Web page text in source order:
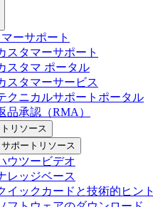
ーサポート
スタマーサポート
スタマ ポータル
スタマーサービス
クニカルサポートポータル
品承認（RMA）
リソース
サポートリソース
ウツービデオ
レッジベース
イックカードと技術的ヒント